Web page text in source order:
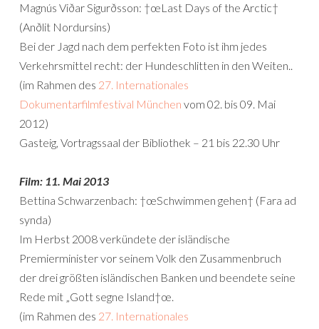
Magnús Viðar Sigurðsson: †œLast Days of the Arctic†
(Anðlit Nordursins)
Bei der Jagd nach dem perfekten Foto ist ihm jedes
Verkehrsmittel recht: der Hundeschlitten in den Weiten..
(im Rahmen des 27. Internationales
Dokumentarfilmfestival München vom 02. bis 09. Mai
2012)
Gasteig, Vortragssaal der Bibliothek – 21 bis 22.30 Uhr
Film: 11. Mai 2013
Bettina Schwarzenbach: †œSchwimmen gehen† (Fara ad
synda)
Im Herbst 2008 verkündete der isländische
Premierminister vor seinem Volk den Zusammenbruch
der drei größten isländischen Banken und beendete seine
Rede mit „Gott segne Island†œ.
(im Rahmen des 27. Internationales